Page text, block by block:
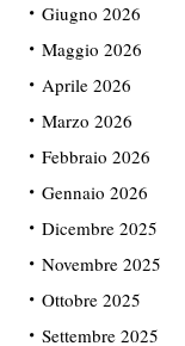
Giugno 2026
Maggio 2026
Aprile 2026
Marzo 2026
Febbraio 2026
Gennaio 2026
Dicembre 2025
Novembre 2025
Ottobre 2025
Settembre 2025